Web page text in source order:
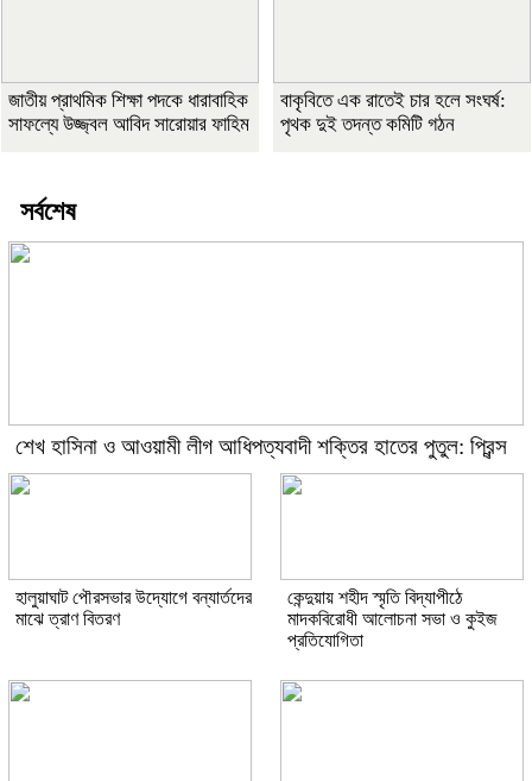
জাতীয় প্রাথমিক শিক্ষা পদকে ধারাবাহিক
সাফল্যে উজ্জ্বল আবিদ সারোয়ার ফাহিম
বাকৃবিতে এক রাতেই চার হলে সংঘর্ষ:
পৃথক দুই তদন্ত কমিটি গঠন
সর্বশেষ
শেখ হাসিনা ও আওয়ামী লীগ আধিপত্যবাদী শক্তির হাতের পুতুল: প্রিন্স
হালুয়াঘাট পৌরসভার উদ্যোগে বন্যার্তদের
মাঝে ত্রাণ বিতরণ
কেন্দুয়ায় শহীদ স্মৃতি বিদ্যাপীঠে
মাদকবিরোধী আলোচনা সভা ও কুইজ
প্রতিযোগিতা